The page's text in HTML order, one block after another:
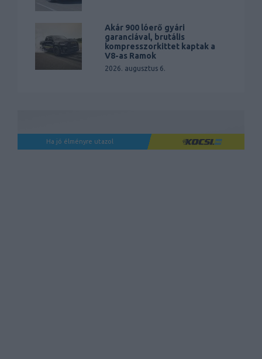
Akár 900 lóerő gyári
garanciával, brutális
kompresszorkittet kaptak a
V8-as Ramok
2026. augusztus 6.
Ha jó élményre utazol